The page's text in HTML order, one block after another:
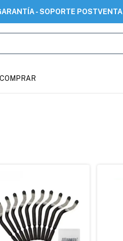
- SOPORTE POSTVENTA